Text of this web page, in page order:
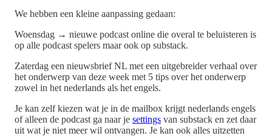
We hebben een kleine aanpassing gedaan:
Woensdag → nieuwe podcast online die overal te beluisteren is
op alle podcast spelers maar ook op substack.
Zaterdag een nieuwsbrief NL met een uitgebreider verhaal over
het onderwerp van deze week met 5 tips over het onderwerp
zowel in het nederlands als het engels.
Je kan zelf kiezen wat je in de mailbox krijgt nederlands engels
of alleen de podcast ga naar je settings van substack en zet daar
uit wat je niet meer wil ontvangen. Je kan ook alles uitzetten